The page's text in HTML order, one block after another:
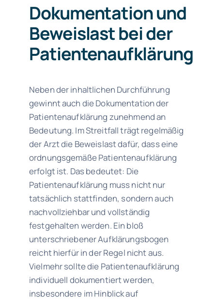
Dokumentation und
Beweislast bei der
Patientenaufklärung
Neben der inhaltlichen Durchführung
gewinnt auch die Dokumentation der
Patientenaufklärung zunehmend an
Bedeutung. Im Streitfall trägt regelmäßig
der Arzt die Beweislast dafür, dass eine
ordnungsgemäße Patientenaufklärung
erfolgt ist. Das bedeutet: Die
Patientenaufklärung muss nicht nur
tatsächlich stattfinden, sondern auch
nachvollziehbar und vollständig
festgehalten werden. Ein bloß
unterschriebener Aufklärungsbogen
reicht hierfür in der Regel nicht aus.
Vielmehr sollte die Patientenaufklärung
individuell dokumentiert werden,
insbesondere im Hinblick auf